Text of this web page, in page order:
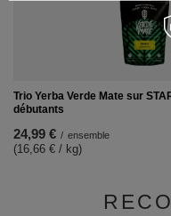
Trio Yerba Verde Mate sur
débutants
24,99 € / ensemble
(16,66 € / kg)